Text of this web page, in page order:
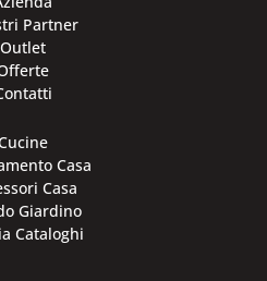
Partner
Outlet
Casa
Casa
Giardino
Cataloghi